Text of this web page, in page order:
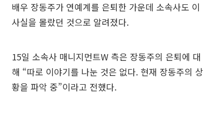
배우 장동주가 연예계를 은퇴한 가운데 소속사도 이
사실을 몰랐던 것으로 알려졌다.
15일 소속사 매니지먼트W 측은 장동주의 은퇴에 대
해 “따로 이야기를 나눈 것은 없다. 현재 장동주의 상
황을 파악 중”이라고 전했다.